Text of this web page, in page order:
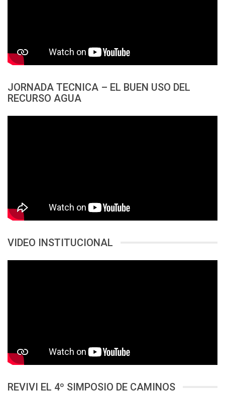
JORNADA TECNICA – EL BUEN USO DEL
RECURSO AGUA
VIDEO INSTITUCIONAL
REVIVI EL 4º SIMPOSIO DE CAMINOS